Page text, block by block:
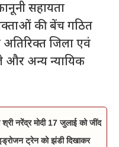
सहायता
की बेंच गठित
जिला एवं
और अन्य न्यायिक
श्री नरेंद्र मोदी 17 जुलाई को जींद
ट्रेन को झंडी दिखाकर